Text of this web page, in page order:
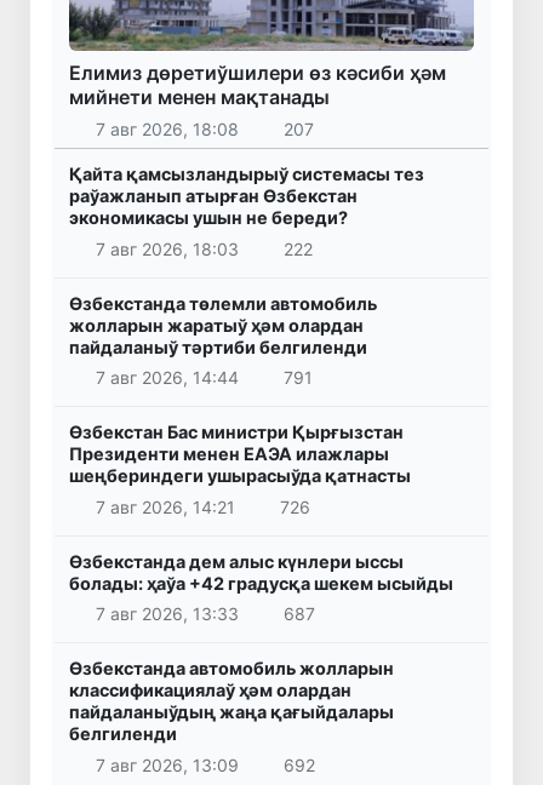
Елимиз дөретиўшилери өз кәсиби ҳәм
мийнети менен мақтанады
7 авг 2026, 18:08 207
Қайта қамсызландырыў системасы тез
раўажланып атырған Өзбекстан
экономикасы ушын не береди?
7 авг 2026, 18:03
222
Өзбекстанда төлемли автомобиль
жолларын жаратыў ҳәм олардан
пайдаланыў тәртиби белгиленди
7 авг 2026, 14:44
791
Өзбекстан Бас министри Қырғызстан
Президенти менен ЕАЭА илажлары
шеңбериндеги ушырасыўда қатнасты
7 авг 2026, 14:21
726
Өзбекстанда дем алыс күнлери ыссы
болады: ҳаўа +42 градусқа шекем ысыйды
7 авг 2026, 13:33
687
Өзбекстанда автомобиль жолларын
классификациялаў ҳәм олардан
пайдаланыўдың жаңа қағыйдалары
белгиленди
7 авг 2026, 13:09
692